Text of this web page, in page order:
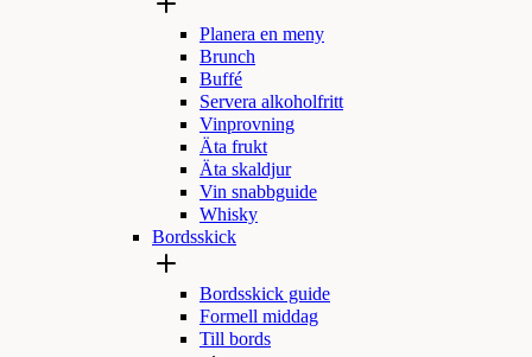
Planera en meny
Brunch
Buffé
Servera alkoholfritt
Vinprovning
Äta frukt
Äta skaldjur
Vin snabbguide
Whisky
Bordsskick
Bordsskick guide
Formell middag
Till bords